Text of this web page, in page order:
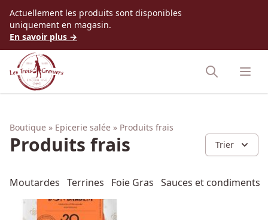
Accès au contenu
Actuellement les produits sont disponibles
uniquement en magasin.
En savoir plus →
Boutique Epicerie salée Produits frais
Produits frais Trier
Moutardes Terrines Foie Gras Sauces et condiments